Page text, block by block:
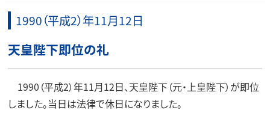
1990（平成2）年11月12日
天皇陛下即位の礼
1990（平成2）年11月12日、天皇陛下（元・上皇陛下）が即位
しました。当日は法律で休日になりました。